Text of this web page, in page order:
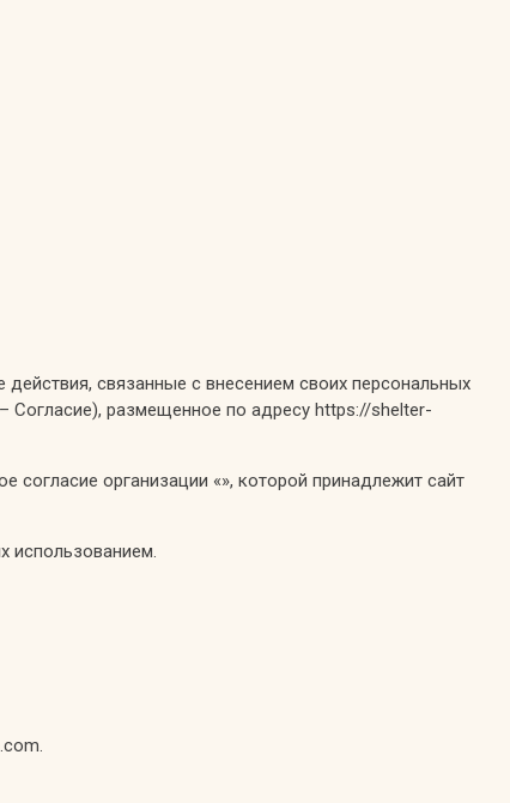
связанные с внесением своих персональных
Согласие), размещенное по адресу https://shelter-
согласие организации «», которой принадлежит сайт
использованием.